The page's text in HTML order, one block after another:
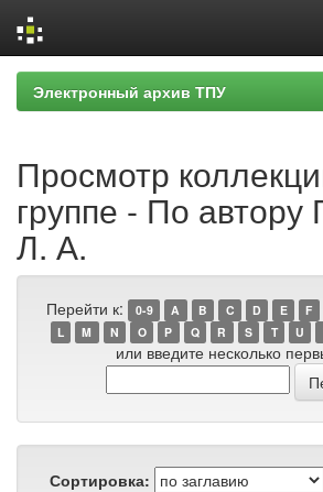
Skip
navigation
Электронный архив ТПУ
Просмотр
группе - По автору
Л. А.
Перейти к: 0-9 A B C D E F
L
M N O P Q R S T U
или введите несколько
Сортировка: